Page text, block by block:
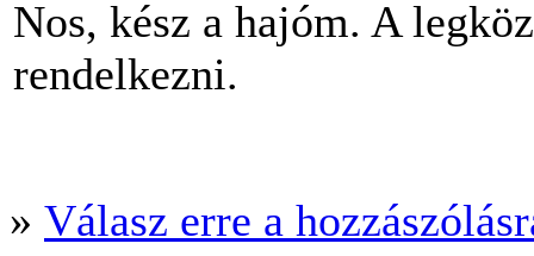
Nos, kész a hajóm. A
rendelkezni.
» Válasz erre a